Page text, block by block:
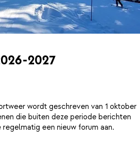
2027
wordt geschreven van 1 oktober
die buiten deze periode berichten
een nieuw forum aan.